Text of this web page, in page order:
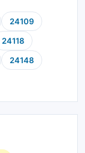
24109
24118
24148